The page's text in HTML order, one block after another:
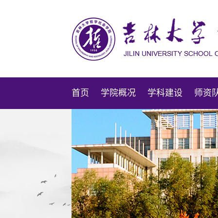
首页 学院概况 学科建设 师资